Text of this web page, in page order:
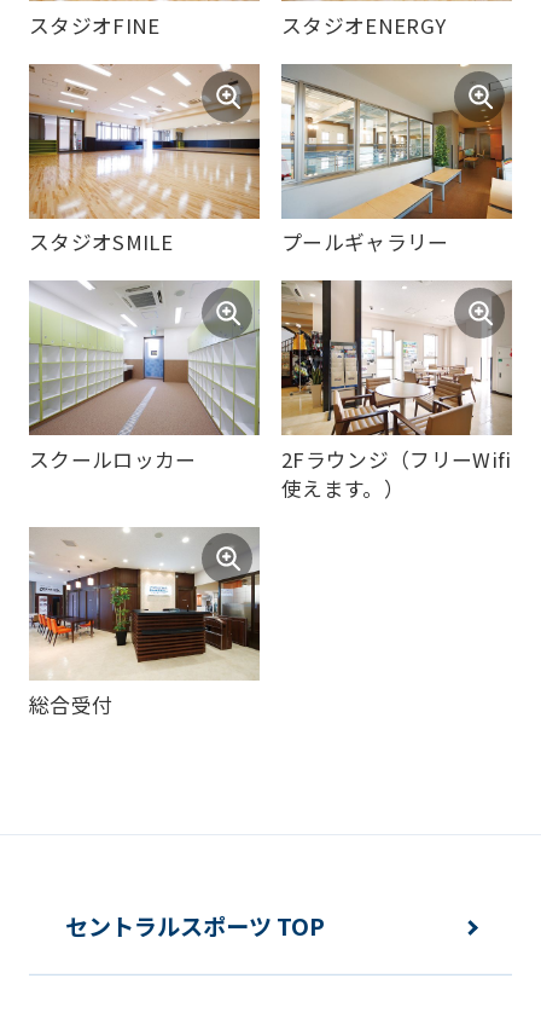
スタジオFINE スタジオENERGY
スタジオSMILE プールギャラリー
スクールロッカー
2Fラウンジ（フリーWifi
使えます。）
総合受付
translation)
to
return
to
the
top
page.
However,
if
you
use
an
automatic
will
so
セントラルスポーツ TOP